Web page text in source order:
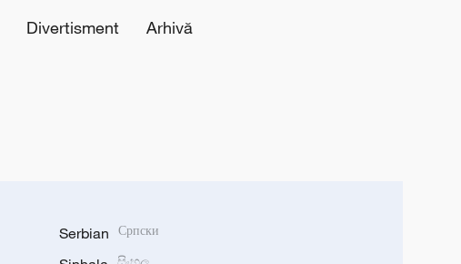
Divertisment Arhivă
Serbian Српски